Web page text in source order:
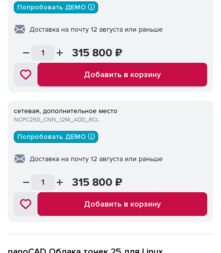
Попробовать ДЕМО ⓘ
Доставка на почту 12 августа или раньше
315 800 ₽
Добавить в корзину
сетевая, дополнительное место
NCPC250_CNN_12M_ADD_RCL
Попробовать ДЕМО ⓘ
Доставка на почту 12 августа или раньше
315 800 ₽
Добавить в корзину